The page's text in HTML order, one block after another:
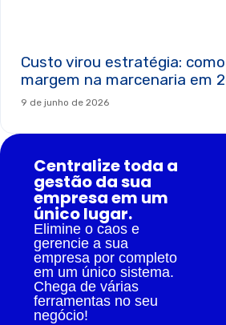
Custo virou estratégia:
margem na marcenaria em
9 de junho de 2026
Centralize toda a
gestão da sua
empresa em um
único lugar.
Elimine o caos e
gerencie a sua
empresa por completo
em um único sistema.
Chega de várias
ferramentas no seu
negócio!